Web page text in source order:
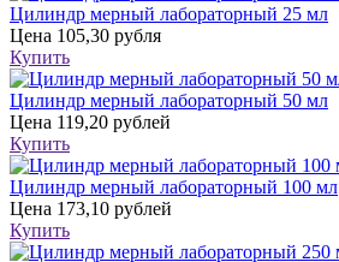
Цилиндр мерный лабораторный 25 мл
Цена 105,30 рубля
Купить
Цилиндр мерный лабораторный 50 мл
Цена 119,20 рублей
Купить
Цилиндр мерный лабораторный 100 мл
Цена 173,10 рублей
Купить